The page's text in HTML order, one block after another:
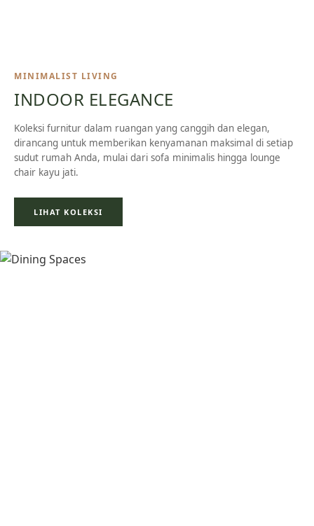
MINIMALIST LIVING
INDOOR ELEGANCE
Koleksi furnitur dalam ruangan yang canggih dan elegan,
dirancang untuk memberikan kenyamanan maksimal di setiap
sudut rumah Anda, mulai dari sofa minimalis hingga lounge
chair kayu jati.
LIHAT KOLEKSI